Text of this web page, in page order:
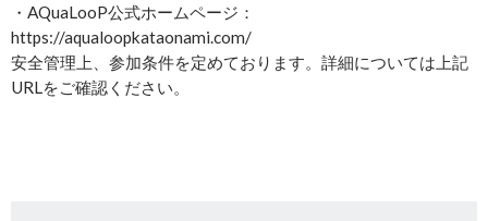
・AQuaLooP公式ホームページ：
https://aqualoopkataonami.com/
安全管理上、参加条件を定めております。詳細については上記
URLをご確認ください。